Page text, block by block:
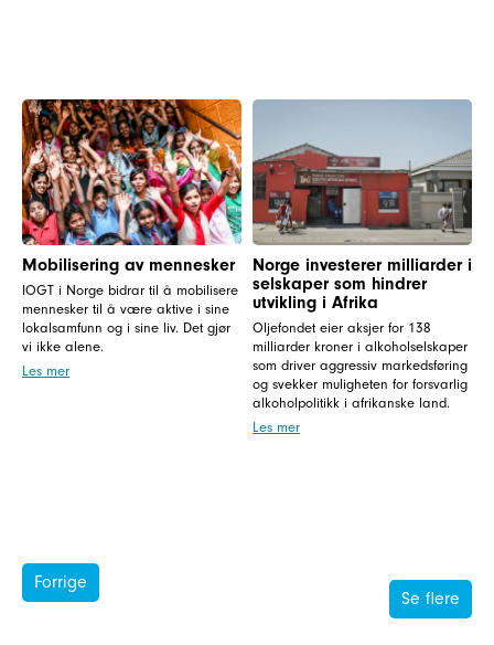
Mobilisering av mennesker
IOGT i Norge bidrar til å mobilisere
mennesker til å være aktive i sine
lokalsamfunn og i sine liv. Det gjør
vi ikke alene.
Les mer
Norge investerer milliarder i
selskaper som hindrer
utvikling i Afrika
Oljefondet eier aksjer for 138
milliarder kroner i alkoholselskaper
som driver aggressiv markedsføring
og svekker muligheten for forsvarlig
alkoholpolitikk i afrikanske land.
Les mer
Forrige
Se flere